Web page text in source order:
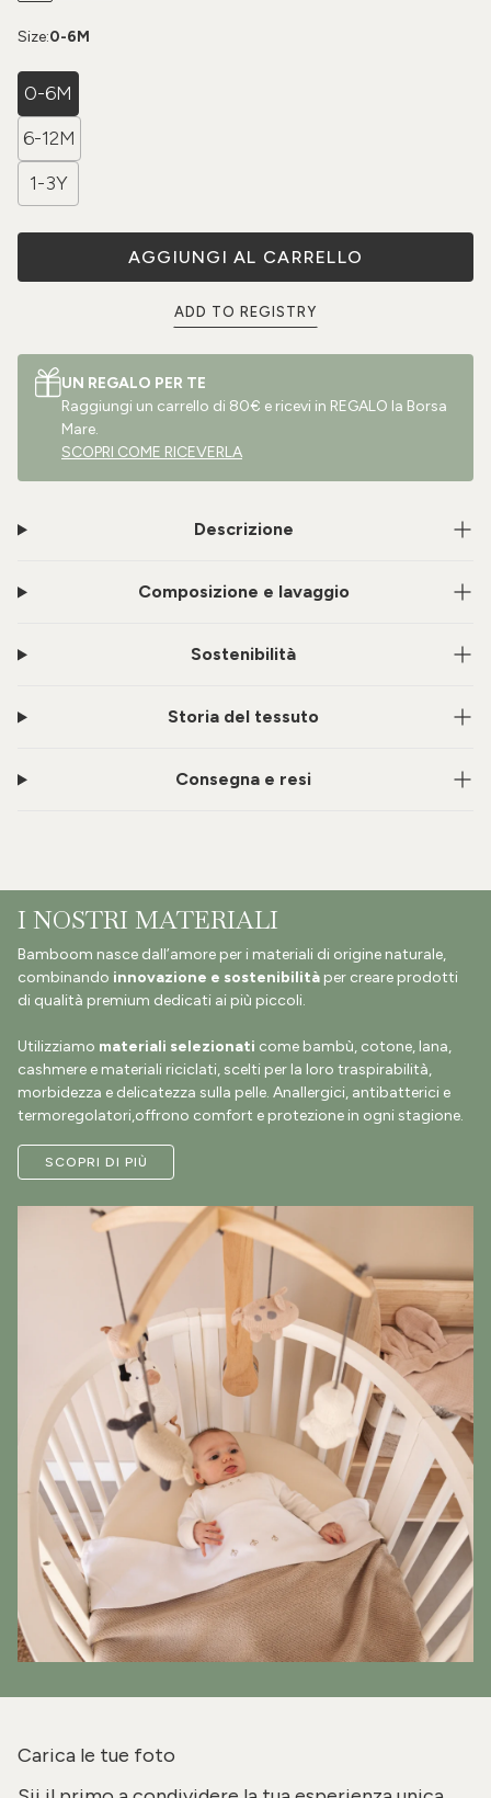
Size:0-6M
0-6M
6-12M
1-3Y
AGGIUNGI AL CARRELLO
ADD TO REGISTRY
UN REGALO PER TE
Raggiungi un carrello di 80€ e ricevi in REGALO la Borsa
Mare.
SCOPRI COME RICEVERLA
Descrizione
Composizione e lavaggio
Sostenibilità
Storia del tessuto
Consegna e resi
I NOSTRI MATERIALI
Bamboom nasce dall’amore per i materiali di origine naturale,
combinando innovazione e sostenibilità per creare prodotti
di qualità premium dedicati ai più piccoli.
Utilizziamo materiali selezionati come bambù, cotone, lana,
cashmere e materiali riciclati, scelti per la loro traspirabilità,
morbidezza e delicatezza sulla pelle. Anallergici, antibatterici e
termoregolatori,offrono comfort e protezione in ogni stagione.
SCOPRI DI PIÙ
Carica le tue foto